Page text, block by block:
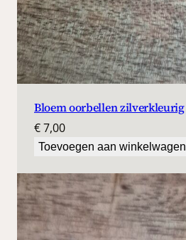
Bloem oorbellen zilverkleurig
€7,00
Toevoegen aan winkelwagen